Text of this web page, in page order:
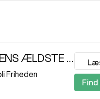
JAGTEN PÅ VERDENS ÆLDSTE DNA
Friheden